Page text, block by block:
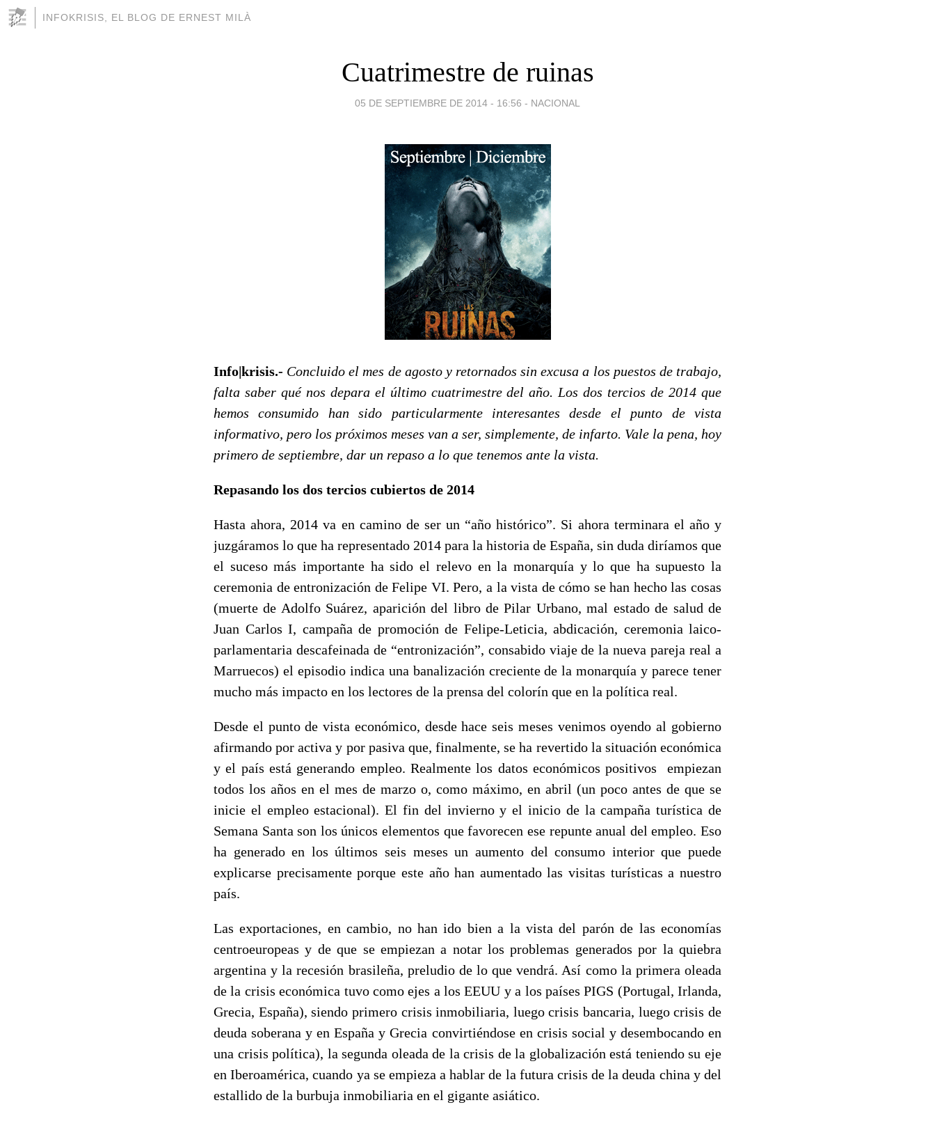
INFOKRISIS, EL BLOG DE ERNEST MILÀ
Cuatrimestre de ruinas
05 DE SEPTIEMBRE DE 2014 - 16:56 - NACIONAL
Info|krisis.- Concluido el mes de agosto y retornados sin excusa a los puestos de trabajo,
falta saber qué nos depara el último cuatrimestre del año. Los dos tercios de 2014 que
hemos consumido han sido particularmente interesantes desde el punto de vista
informativo, pero los próximos meses van a ser, simplemente, de infarto. Vale la pena, hoy
primero de septiembre, dar un repaso a lo que tenemos ante la vista.
Repasando los dos tercios cubiertos de 2014
Hasta ahora, 2014 va en camino de ser un “año histórico”. Si ahora terminara el año y
juzgáramos lo que ha representado 2014 para la historia de España, sin duda diríamos que
el suceso más importante ha sido el relevo en la monarquía y lo que ha supuesto la
ceremonia de entronización de Felipe VI. Pero, a la vista de cómo se han hecho las cosas
(muerte de Adolfo Suárez, aparición del libro de Pilar Urbano, mal estado de salud de
Juan Carlos I, campaña de promoción de Felipe-Leticia, abdicación, ceremonia laico-
parlamentaria descafeinada de “entronización”, consabido viaje de la nueva pareja real a
Marruecos) el episodio indica una banalización creciente de la monarquía y parece tener
mucho más impacto en los lectores de la prensa del colorín que en la política real.
Desde el punto de vista económico, desde hace seis meses venimos oyendo al gobierno
afirmando por activa y por pasiva que, finalmente, se ha revertido la situación económica
y el país está generando empleo. Realmente los datos económicos positivos empiezan
todos los años en el mes de marzo o, como máximo, en abril (un poco antes de que se
inicie el empleo estacional). El fin del invierno y el inicio de la campaña turística de
Semana Santa son los únicos elementos que favorecen ese repunte anual del empleo. Eso
ha generado en los últimos seis meses un aumento del consumo interior que puede
explicarse precisamente porque este año han aumentado las visitas turísticas a nuestro
país.
Las exportaciones, en cambio, no han ido bien a la vista del parón de las economías
centroeuropeas y de que se empiezan a notar los problemas generados por la quiebra
argentina y la recesión brasileña, preludio de lo que vendrá. Así como la primera oleada
de la crisis económica tuvo como ejes a los EEUU y a los países PIGS (Portugal, Irlanda,
Grecia, España), siendo primero crisis inmobiliaria, luego crisis bancaria, luego crisis de
deuda soberana y en España y Grecia convirtiéndose en crisis social y desembocando en
una crisis política), la segunda oleada de la crisis de la globalización está teniendo su eje
en Iberoamérica, cuando ya se empieza a hablar de la futura crisis de la deuda china y del
estallido de la burbuja inmobiliaria en el gigante asiático.